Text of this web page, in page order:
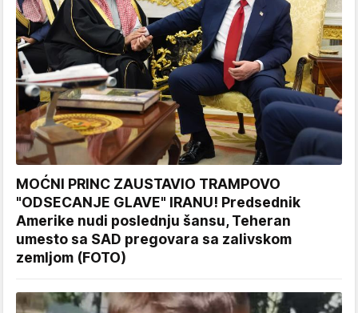
MOĆNI PRINC ZAUSTAVIO TRAMPOVO
"ODSECANJE GLAVE" IRANU! Predsednik
Amerike nudi poslednju šansu, Teheran
umesto sa SAD pregovara sa zalivskom
zemljom (FOTO)